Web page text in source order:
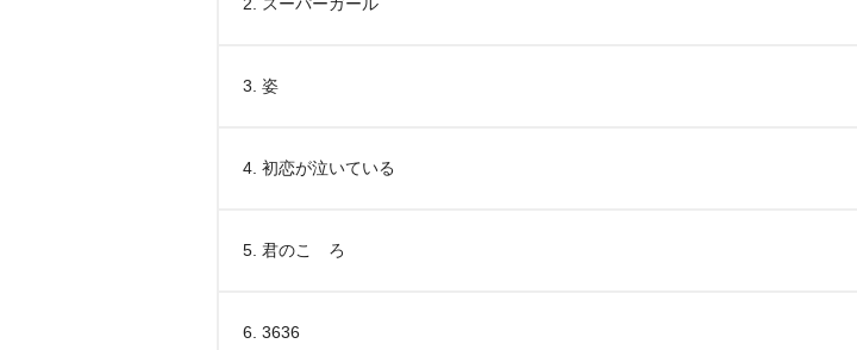
3. 姿
4. 初恋が泣いている
5. 君のこゝろ
6. 3636